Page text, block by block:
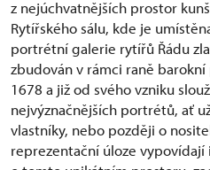
z nejúchvatnějších prostor
Rytířského sálu, kde je
portrétní galerie rytířů Řádu
zbudován v rámci raně
1678 a již od svého vzniku
nejvýznačnějších portrétů, ať
vlastníky, nebo později o
reprezentační úloze